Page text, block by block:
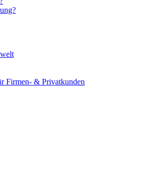
Firmen- & Privatkunden